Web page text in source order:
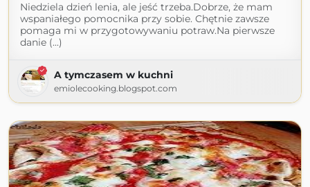
Niedziela dzień lenia, ale jeść trzeba.Dobrze, że mam
wspaniałego pomocnika przy sobie. Chętnie zawsze
pomaga mi w przygotowywaniu potraw.Na pierwsze
danie (...)
A tymczasem w kuchni
emiolecooking.blogspot.com